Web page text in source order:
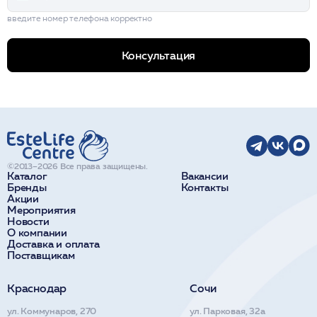
введите номер телефона корректно
Консультация
Каталог
Бренды
Акции
Мероприятия
Новости
О компании
Доставка и оплата
Поставщикам
Вакансии
Контакты
©2013–2026 Все права защищены.
Краснодар
ул. Коммунаров, 270
Сочи
ул. Парковая, 32а